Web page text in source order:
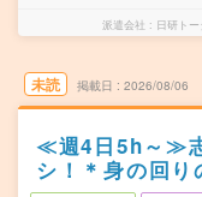
派遣会社 日研ト
未読 掲載日 2026/08/06
≪週4日5h～≫
シ！＊身の回り